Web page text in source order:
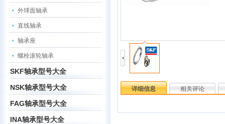
外球面轴承
直线轴承
轴承座
螺栓滚轮轴承
SKF轴承型号大全
NSK轴承型号大全
FAG轴承型号大全
INA轴承型号大全
详细信息 相关评论